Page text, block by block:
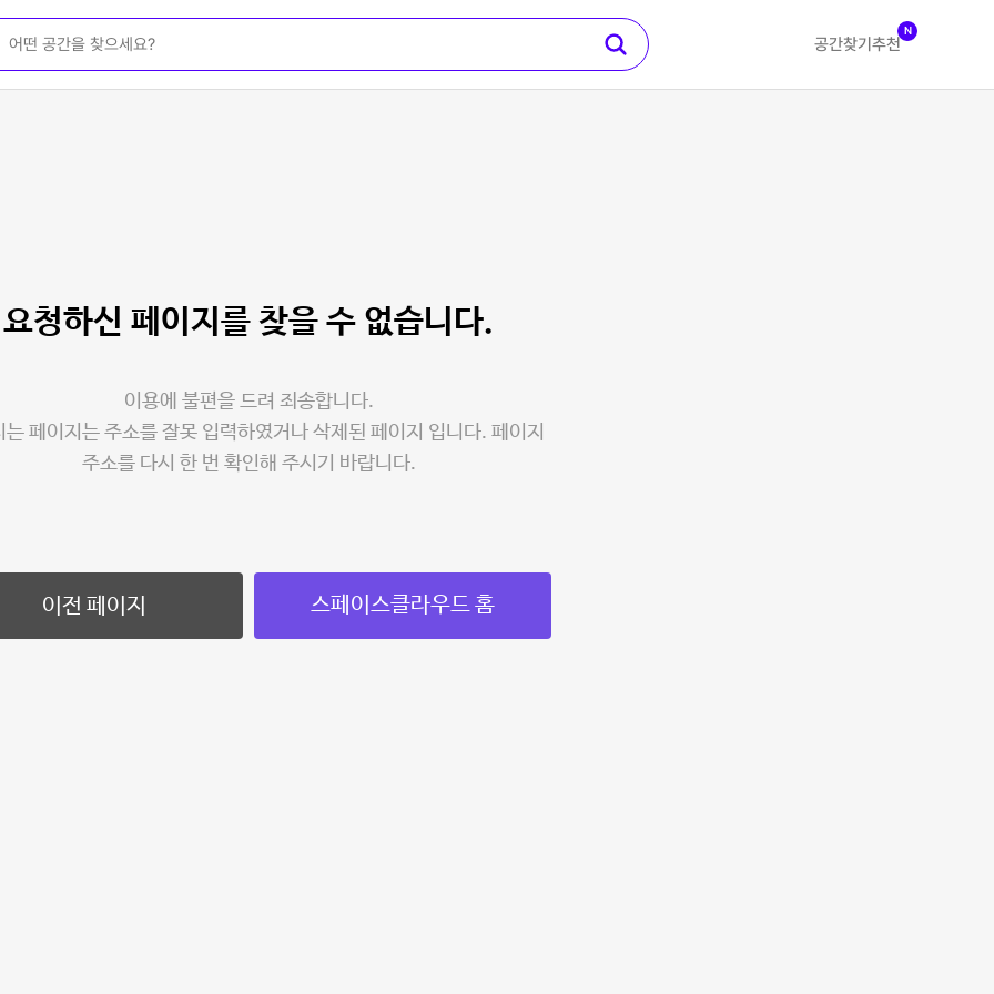
공간찾기 추천
N
요청하신 페이지를 찾을 수 없습니다.
이용에 불편을 드려 죄송합니다.
는 페이지는 주소를 잘못 입력하였거나 삭제된 페이지 입니다. 페이지
주소를 다시 한 번 확인해 주시기 바랍니다.
이전 페이지 스페이스클라우드 홈